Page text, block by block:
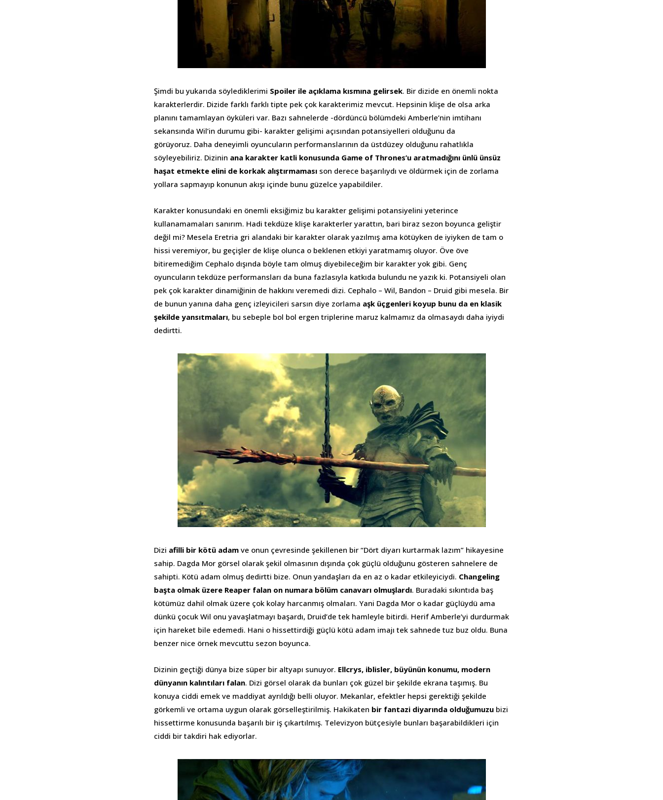
Şimdi bu yukarıda söylediklerimi Spoiler ile açıklama kısmına gelirsek. Bir dizide en önemli nokta
karakterlerdir. Dizide farklı farklı tipte pek çok karakterimiz mevcut. Hepsinin klişe de olsa arka
planını tamamlayan öyküleri var. Bazı sahnelerde -dördüncü bölümdeki Amberle’nin imtihanı
sekansında Wil’in durumu gibi- karakter gelişimi açısından potansiyelleri olduğunu da
görüyoruz. Daha deneyimli oyuncuların performanslarının da üstdüzey olduğunu rahatlıkla
söyleyebiliriz. Dizinin ana karakter katli konusunda Game of Thrones’u aratmadığını ünlü ünsüz
haşat etmekte elini de korkak alıştırmaması son derece başarılıydı ve öldürmek için de zorlama
yollara sapmayıp konunun akışı içinde bunu güzelce yapabildiler.
Karakter konusundaki en önemli eksiğimiz bu karakter gelişimi potansiyelini yeterince
kullanamamaları sanırım. Hadi tekdüze klişe karakterler yarattın, bari biraz sezon boyunca geliştir
değil mi? Mesela Eretria gri alandaki bir karakter olarak yazılmış ama kötüyken de iyiyken de tam o
hissi veremiyor, bu geçişler de klişe olunca o beklenen etkiyi yaratmamış oluyor. Öve öve
bitiremediğim Cephalo dışında böyle tam olmuş diyebileceğim bir karakter yok gibi. Genç
oyuncuların tekdüze performansları da buna fazlasıyla katkıda bulundu ne yazık ki. Potansiyeli olan
pek çok karakter dinamiğinin de hakkını veremedi dizi. Cephalo – Wil, Bandon – Druid gibi mesela. Bir
de bunun yanına daha genç izleyicileri sarsın diye zorlama aşk üçgenleri koyup bunu da en klasik
şekilde yansıtmaları, bu sebeple bol bol ergen triplerine maruz kalmamız da olmasaydı daha iyiydi
dedirtti.
Dizi afilli bir kötü adam ve onun çevresinde şekillenen bir “Dört diyarı kurtarmak lazım” hikayesine
sahip. Dagda Mor görsel olarak şekil olmasının dışında çok güçlü olduğunu gösteren sahnelere de
sahipti. Kötü adam olmuş dedirtti bize. Onun yandaşları da en az o kadar etkileyiciydi. Changeling
başta olmak üzere Reaper falan on numara bölüm canavarı olmuşlardı. Buradaki sıkıntıda baş
kötümüz dahil olmak üzere çok kolay harcanmış olmaları. Yani Dagda Mor o kadar güçlüydü ama
dünkü çocuk Wil onu yavaşlatmayı başardı, Druid’de tek hamleyle bitirdi. Herif Amberle’yi durdurmak
için hareket bile edemedi. Hani o hissettirdiği güçlü kötü adam imajı tek sahnede tuz buz oldu. Buna
benzer nice örnek mevcuttu sezon boyunca.
Dizinin geçtiği dünya bize süper bir altyapı sunuyor. Ellcrys, iblisler, büyünün konumu, modern
dünyanın kalıntıları falan. Dizi görsel olarak da bunları çok güzel bir şekilde ekrana taşımış. Bu
konuya ciddi emek ve maddiyat ayrıldığı belli oluyor. Mekanlar, efektler hepsi gerektiği şekilde
görkemli ve ortama uygun olarak görselleştirilmiş. Hakikaten bir fantazi diyarında olduğumuzu bizi
hissettirme konusunda başarılı bir iş çıkartılmış. Televizyon bütçesiyle bunları başarabildikleri için
ciddi bir takdiri hak ediyorlar.